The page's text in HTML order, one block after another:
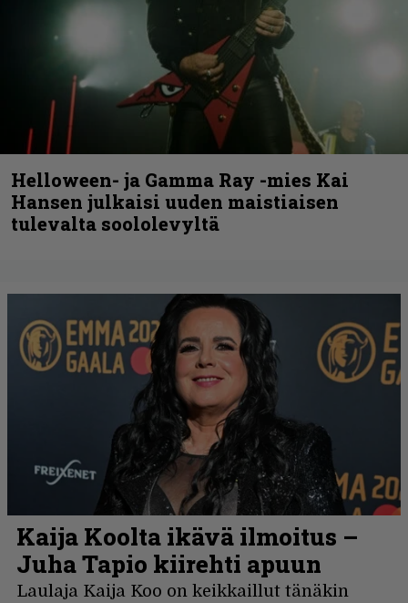
Helloween- ja Gamma Ray -mies Kai
Hansen julkaisi uuden maistiaisen
tulevalta soololevyltä